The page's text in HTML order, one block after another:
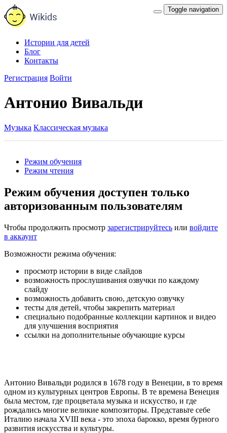
Toggle navigation
Истории для детей
Блог
Контакты
Регистрация Войти
Антонио Вивальди
Музыка Классическая музыка
Режим обучения
Режим чтения
Режим обучения доступен только
авторизованным пользователям
Чтобы продолжить просмотр зарегистрируйтесь или войдите
в аккаунт
Возможности режима обучения:
просмотр истории в виде слайдов
возможность прослушивания озвучки по каждому
слайду
возможность добавить свою, детскую озвучку
тесты для детей, чтобы закрепить материал
специально подобранные коллекции картинок и видео
для улучшения восприятия
ссылки на дополнительные обучающие курсы
Антонио Вивальди родился в 1678 году в Венеции, в то время
одном из культурных центров Европы. В те времена Венеция
была местом, где процветала музыка и искусство, и где
рождались многие великие композиторы. Представьте себе
Италию начала XVIII века - это эпоха барокко, время бурного
развития искусства и культуры.